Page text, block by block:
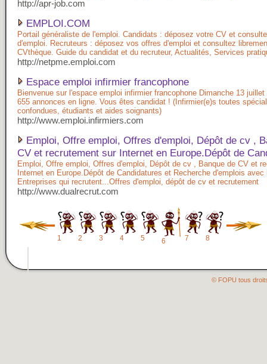
http://apr-job.com
EMPLOI.COM
Portail généraliste de l'emploi. Candidats : déposez votre CV et
d'emploi. Recruteurs : déposez vos offres d'emploi et consultez
CVthèque. Guide du candidat et du recruteur, Actualités, Services
http://netpme.emploi.com
Espace emploi infirmier francophone
Bienvenue sur l'espace emploi infirmier francophone Dimanche 13
655 annonces en ligne. Vous êtes candidat ! (Infirmier(e)s toutes
confondues, étudiants et aides soignants)
http://www.emploi.infirmiers.com
Emploi, Offre emploi, Offres d'emploi, Dépôt de cv ,
CV et recrutement sur Internet en Europe.Dépôt de
Emploi, Offre emploi, Offres d'emploi, Dépôt de cv , Banque de CV et
Internet en Europe.Dépôt de Candidatures et Recherche d'emplois avec
Entreprises qui recrutent...Offres d'emploi, dépôt de cv et recrutement
http://www.dualrecrut.com
1 2 3 4 5 6 7 8
© FOPU tous